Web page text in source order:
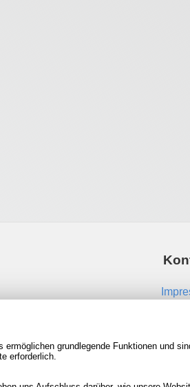
RSS
Neue Spiele
ermöglichen grundlegende Funktionen und
erforderlich.